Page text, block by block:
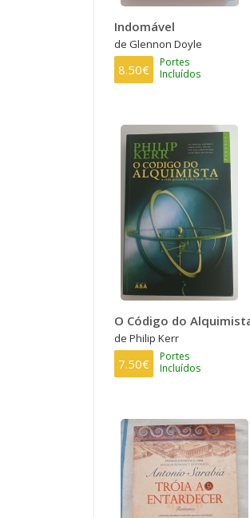
Indomável
de Glennon Doyle
8.50€
Portes
Incluídos
O Código do
de Philip Kerr
7.50€
Portes
Incluídos